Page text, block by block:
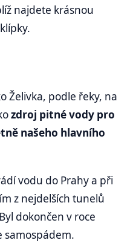
najdete krásnou
Želivka, podle řeky, na
zdroj pitné vody pro
našeho hlavního
vodu do Prahy a při
z nejdelších tunelů
dokončen v roce
samospádem.